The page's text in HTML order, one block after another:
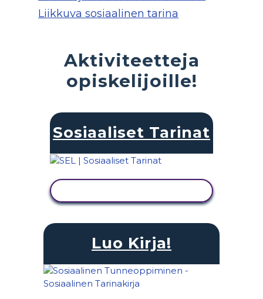
Liikkuva sosiaalinen tarina
Aktiviteetteja
opiskelijoille!
Sosiaaliset Tarinat
Luo Kirja!